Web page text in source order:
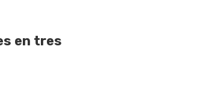
en tres